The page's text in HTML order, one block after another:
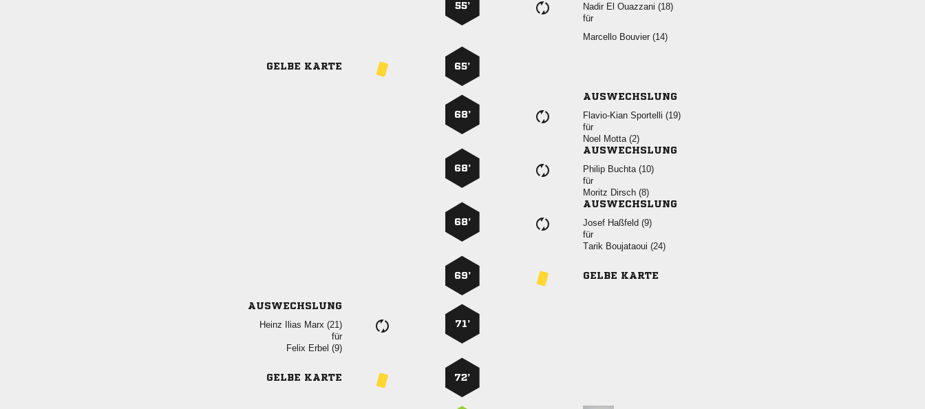
55’
   
für
  
GELBE KARTE 65’
68’
AUSWECHSLUNG
  
für
  
68’
AUSWECHSLUNG
  
für
  
68’
AUSWECHSLUNG
  
für
  
69’ GELBE KARTE
AUSWECHSLUNG
   
für
  
71’
GELBE KARTE 72’